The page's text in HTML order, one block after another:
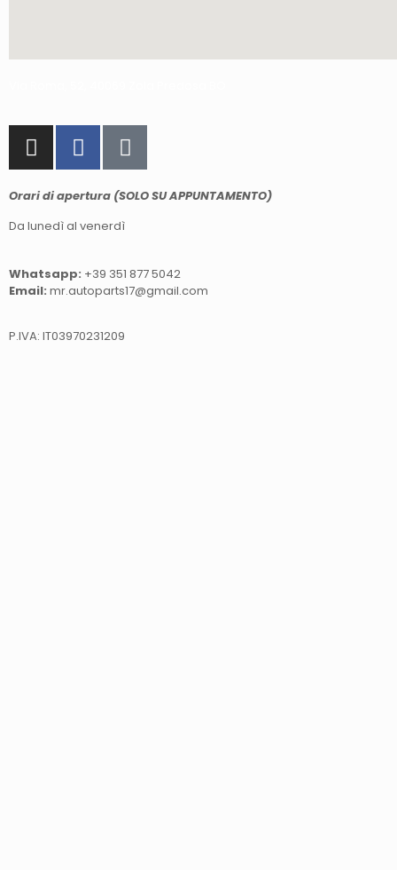
Orari di apertura (SOLO SU APPUNTAMENTO)
Da lunedì al venerdì
Whatsapp: +39 351 877 5042
Email: mr.autoparts17@gmail.com
P.IVA: IT03970231209